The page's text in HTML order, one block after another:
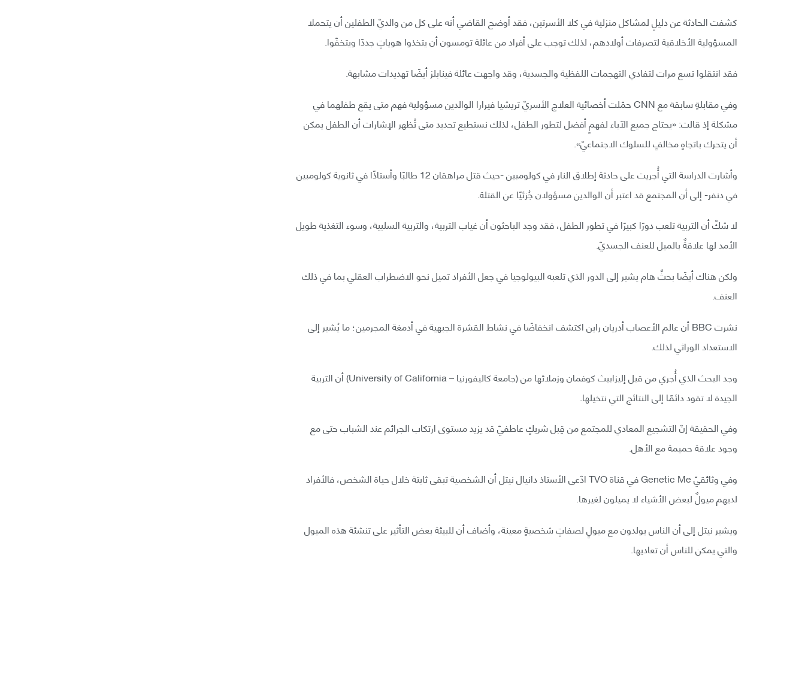
كشفت الحادثة عن دليلٍ لمشاكل منزلية في كلا الأسرتين، فقد أوضح القاضي أنه على كل من والديّ الطفلين أن يتحملا
المسؤولية الأخلاقية لتصرفات أولادهم، لذلك توجب على أفراد من عائلة تومسون أن يتخذوا هوياتٍ جددًا ويتخفّوا.
فقد انتقلوا تسع مرات لتفادي التهجمات اللفظية والجسدية، وقد واجهت عائلة فينابلز أيضًا تهديدات مشابهة.
وفي مقابلةٍ سابقة مع CNN حمّلت أخصائية العلاج الأسريّ تريشيا فيرارا الوالدين مسؤولية فهم متى يقع طفلهما في
مشكلة إذ قالت: «يحتاج جميع الآباء لفهمٍ أفضل لتطور الطفل، لذلك نستطيع تحديد متى تُظهر الإشارات أن الطفل يمكن
أن يتحرك باتجاهٍ مخالفٍ للسلوك الاجتماعيّ».
وأشارت الدراسة التي أُجريت على حادثة إطلاق النار في كولومبين -حيث قتل مراهقان 12 طالبًا وأستاذًا في ثانوية كولومبين
في دنفر- إلى أن المجتمع قد اعتبر أن الوالدين مسؤولان جُزئيًا عن القتلة.
لا شكّ أن التربية تلعب دورًا كبيرًا في تطور الطفل، فقد وجد الباحثون أن غياب التربية، والتربية السلبية، وسوء التغذية طويل
الأمد لها علاقةٌ بالميل للعنف الجسديّ.
ولكن هناك أيضًا بحثٌ هام يشير إلى الدور الذي تلعبه البيولوجيا في جعل الأفراد تميل نحو الاضطراب العقلي بما في ذلك
العنف.
نشرت BBC أن عالم الأعصاب أدريان راين اكتشف انخفاضًا في نشاط القشرة الجبهية في أدمغة المجرمين؛ ما يُشير إلى
الاستعداد الوراثي لذلك.
وجد البحث الذي أُجري من قبل إليزابيث كوفمان وزملائها من (جامعة كاليفورنيا – University of California) أن التربية
الجيدة لا تقود دائمًا إلى النتائج التي نتخيلها.
وفي الحقيقة إنّ التشجيع المعادي للمجتمع من قِبل شريكٍ عاطفيّ قد يزيد مستوى ارتكاب الجرائم عند الشباب حتى مع
وجود علاقة حميمة مع الأهل.
وفي وثائقيّ Genetic Me في قناة TVO ادّعى الأستاذ دانيال نيتل أن الشخصية تبقى ثابتة خلال حياة الشخص، فالأفراد
لديهم ميولٌ لبعض الأشياء لا يميلون لغيرها.
ويشير نيتل إلى أن الناس يولدون مع ميولٍ لصفاتٍ شخصيةٍ معينة، وأضاف أن للبيئة بعض التأثير على تنشئة هذه الميول
والتي يمكن للناس أن تعاديها.